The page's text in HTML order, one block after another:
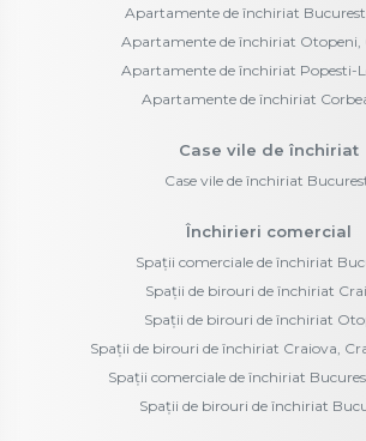
Apartamente de închiriat
Apartamente de închiriat Otopeni,
Apartamente de închiriat Popesti-
Apartamente de închiriat
Case vile de închiriat
Case vile de închiriat
Închirieri comercial
Spații comerciale de închiriat
Spații de birouri de închiriat
Spații de birouri de închiriat
Spații de birouri de închiriat Craiova,
Spații comerciale de închiriat
Spații de birouri de închiriat